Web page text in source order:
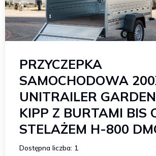
PRZYCZEPKA
SAMOCHODOWA
UNITRAILER
KIPP Z BURTAMI BIS
STELAŻEM H-800
Dostępna liczba: 1